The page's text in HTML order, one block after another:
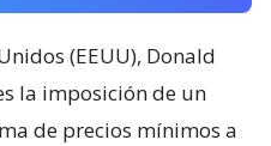
(EEUU), Donald
la imposición de un
de precios mínimos a